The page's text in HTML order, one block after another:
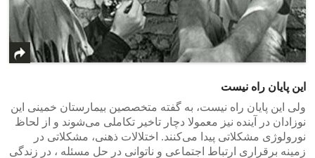
این پایان راه نیست
ولی این پایان راه نیست، به گفته متخصصین بیمارستان خمینی این
نوزادان در آینده نیز معمولا دچار تاخیر تکاملی می‌شوند و از لحاظ
نورولوژی مشکلاتی پیدا می‌کنند. اختلالات ذهنی، مشکلاتی در
زمینه برقراری ارتباط اجتماعی و ناتوانی در حل مسئله ، در زندگی